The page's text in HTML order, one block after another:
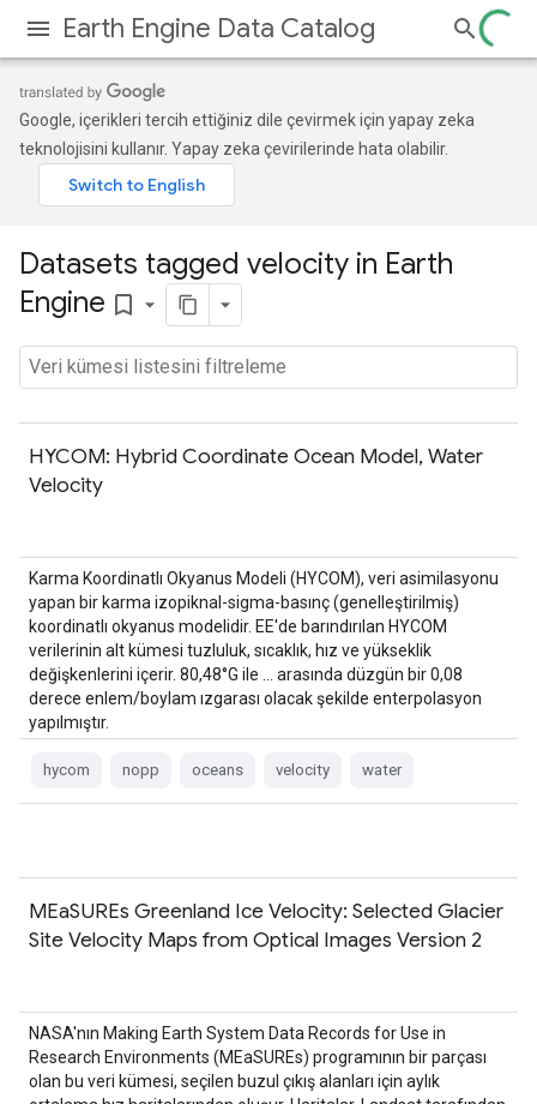
Earth Engine Data Catalog
Google, içerikleri tercih ettiğiniz dile çevirmek için yapay zeka
teknolojisini kullanır. Yapay zeka çevirilerinde hata olabilir.
Datasets tagged velocity in Earth
Engine bookmark_border
HYCOM: Hybrid Coordinate Ocean Model, Water
Velocity
Karma Koordinatlı Okyanus Modeli (HYCOM), veri asimilasyonu
yapan bir karma izopiknal-sigma-basınç (genelleştirilmiş)
koordinatlı okyanus modelidir. EE'de barındırılan HYCOM
verilerinin alt kümesi tuzluluk, sıcaklık, hız ve yükseklik
değişkenlerini içerir. 80,48°G ile … arasında düzgün bir 0,08
derece enlem/boylam ızgarası olacak şekilde enterpolasyon
yapılmıştır.
hycom nopp oceans velocity water
MEaSUREs Greenland Ice Velocity: Selected Glacier
Site Velocity Maps from Optical Images Version 2
NASA'nın Making Earth System Data Records for Use in
Research Environments (MEaSUREs) programının bir parçası
olan bu veri kümesi, seçilen buzul çıkış alanları için aylık